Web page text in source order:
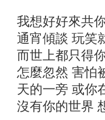
我想好好來共
通宵傾談 玩笑
而世上都只得
怎麼忽然 害怕
天的一旁 或你
沒有你的世界